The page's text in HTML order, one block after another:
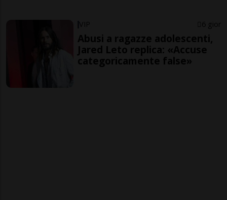
VIP 6 gior
Abusi a ragazze adolescenti,
Jared Leto replica: «Accuse
categoricamente false»